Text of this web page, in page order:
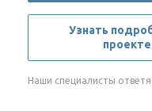
Узнать
проекте
Наши специалисты